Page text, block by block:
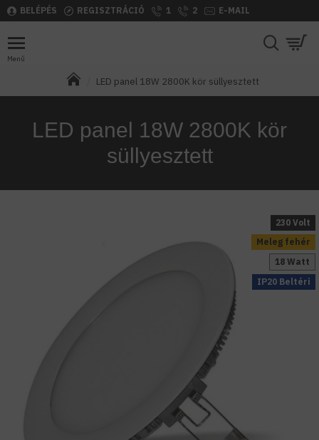
BELÉPÉS REGISZTRÁCIÓ 1 2 E-MAIL
LED panel 18W 2800K kör süllyesztett
LED panel 18W 2800K kör
süllyesztett
Meleg fehér
IP20 Beltéri
18 Watt
230 Volt